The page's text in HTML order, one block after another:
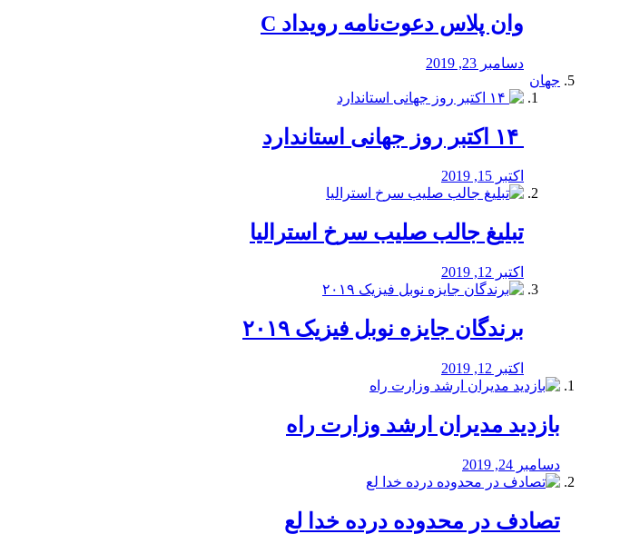
وان پلاس دعوت‌نامه رویداد C
دسامبر 23, 2019
جهان
اکتبر 15, 2019
تبلیغ جالب صلیب سرخ استرالیا
اکتبر 12, 2019
برندگان جایزه نوبل فیزیک ۲۰۱۹
اکتبر 12, 2019
بازدید مدیران ارشد وزارت راه
دسامبر 24, 2019
تصادف در محدوده درده خدا لع